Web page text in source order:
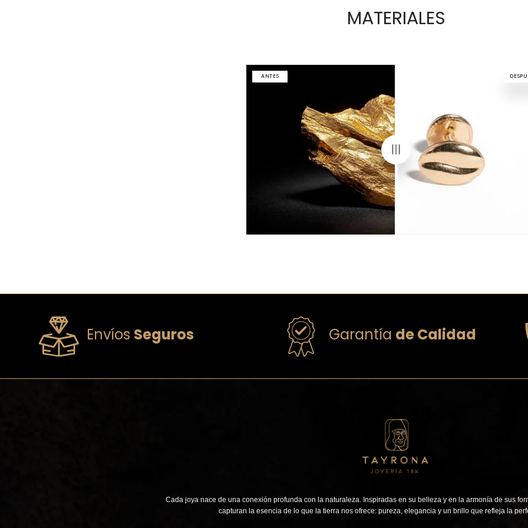
MATERIALES
ANTES
Envíos Seguros Garantía de Calidad
Cada joya nace de una conexión profunda con la naturaleza. Inspiradas en su belleza y en la armonía de sus
capturan la esencia de lo que la tierra nos ofrece: pureza, elegancia y un brillo que refleja la